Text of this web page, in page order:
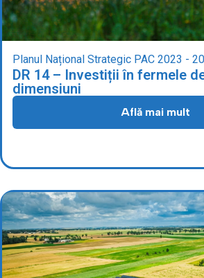
Planul Național Strategic PAC 2023 -
DR 14 – Investiții în fermele
dimensiuni
Află mai mult